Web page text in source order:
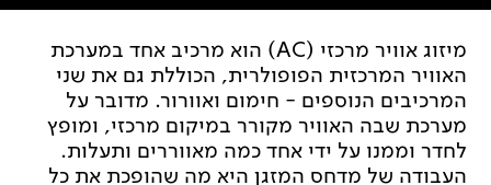
מיזוג אוויר מרכזי (AC) הוא מרכיב אחד במערכת
האוויר המרכזית הפופולרית, הכוללת גם את שני
המרכיבים הנוספים - חימום ואוורור. מדובר על
מערכת שבה האוויר מקורר במיקום מרכזי, ומופץ
לחדר וממנו על ידי אחד כמה מאווררים ותעלות.
העבודה של מדחס המזגן היא מה שהופכת את כל